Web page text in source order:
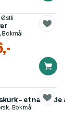
Østli
Bokmål
- et nærbilde
Bokmål